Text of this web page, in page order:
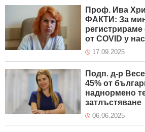
Проф. Ива
ФАКТИ: За
от COVID у нас
17.09.2025
Подп. д-р
45% от
наднормено
затлъстяване
06.06.2025